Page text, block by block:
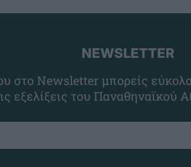
NEWSLETTER
στο Newsletter μπορείς
εξελίξεις του Παναθηναϊκού